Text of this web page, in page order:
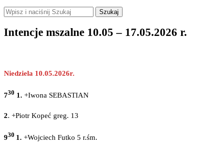
Szukaj
Intencje mszalne 10.05 – 17.05.2026 r.
Niedziela 10.05.2026r.
730 1. +Iwona SEBASTIAN
2. +Piotr Kopeć greg. 13
930 1. +Wojciech Futko 5 r.śm.